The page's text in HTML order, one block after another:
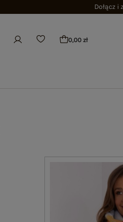
Dołącz i
0,00 zł